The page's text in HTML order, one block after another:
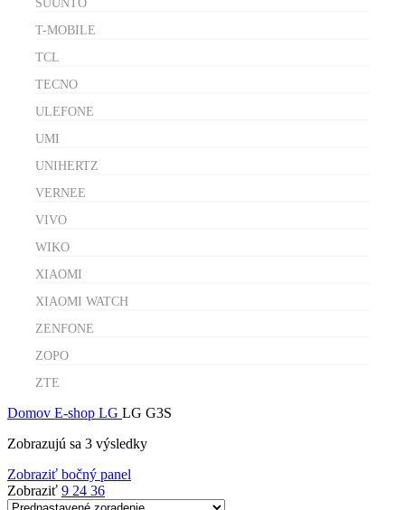
SUUNTO
T-MOBILE
TCL
TECNO
ULEFONE
UMI
UNIHERTZ
VERNEE
VIVO
WIKO
XIAOMI
XIAOMI WATCH
ZENFONE
ZOPO
ZTE
Domov E-shop LG LG G3S
Zobrazujú sa 3 výsledky
Zobraziť bočný panel
Zobraziť 9 24 36